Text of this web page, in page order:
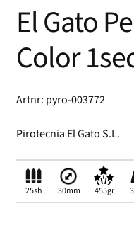
El Gato
Color
Artnr: pyro-003772
Pirotecnia El Gato S.L.
25sh 30mm 455gr